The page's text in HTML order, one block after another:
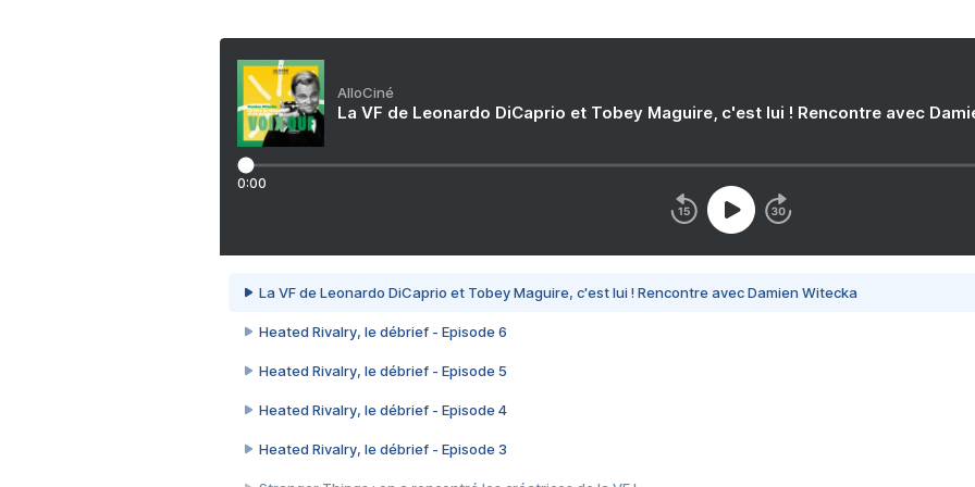
AlloCiné
La VF de Leonardo DiCaprio et Tobey Maguire, c'est lui ! Rencontre avec
0:00
La VF de Leonardo DiCaprio et Tobey Maguire, c'est lui ! Rencontre avec Damien Witecka
Heated Rivalry, le débrief - Episode 6
Heated Rivalry, le débrief - Episode 5
Heated Rivalry, le débrief - Episode 4
Heated Rivalry, le débrief - Episode 3